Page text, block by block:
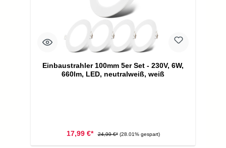
Einbaustrahler 100mm 5er Set - 230V, 6W,
660lm, LED, neutralweiß, weiß
17,99 €* 24,99 €* (28.01% gespart)